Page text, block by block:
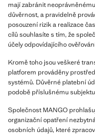
mají zabránit
důvěrnost, a pravidelně
posouzení rizik a realizace
cílů souhlasíte s tím, že
účely odpovídajícího
Kromě toho jsou veškeré
platforem prováděny
systémů. Důvěrné platební
podobě příslušnému
Společnost MANGO
organizační opatření
osobních údajů, které